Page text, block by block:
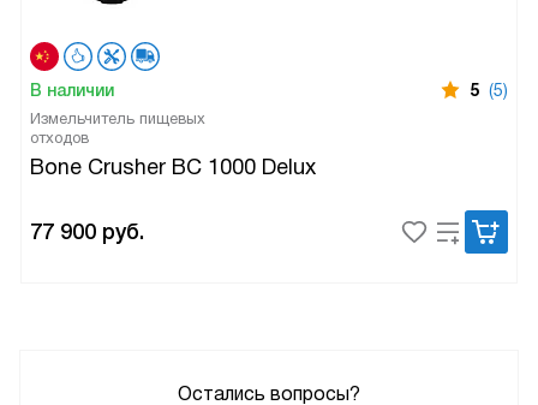
В наличии 5 (5)
Измельчитель пищевых
отходов
Bone Crusher BC 1000 Delux
77 900 руб.
Остались вопросы?